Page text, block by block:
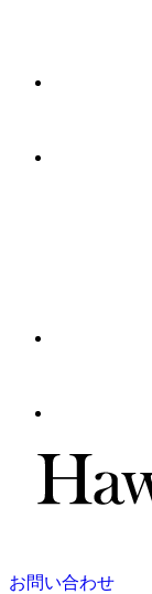
お問い合わせ